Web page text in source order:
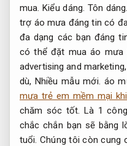
mua.Kiểu dáng. Tôn dáng.
trợ áo mưa đáng tin có
đa dạng các bạn đáng
có thể đặt mua áo mưa
advertising and
dù,Nhiều mẫu mới. áo
mưa trẻ em mềm mại
chăm sóc tốt. Là 1
chắc chắn bạn sẽ bằng
tuổi. Chúng tôi còn cung